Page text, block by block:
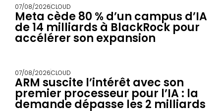
07/08/2026CLOUD
Meta cède 80 % d’un campus d’IA
de 14 milliards à BlackRock pour
accélérer son expansion
07/08/2026CLOUD
ARM suscite l’intérêt avec son
premier processeur pour l’IA : la
demande dépasse les 2 milliards